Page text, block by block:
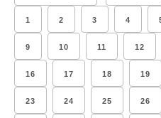
1 2 3 4
9 10 11 12
16 17 18 19
23 24 25 26